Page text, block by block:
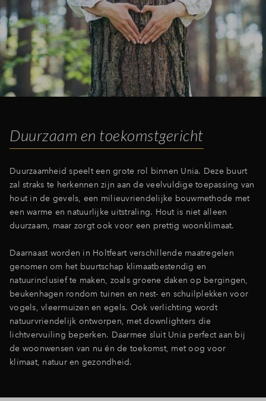
Duurzaam en toekomstgericht
Duurzaamheid speelt een grote rol binnen Unia. Deze buurt
zal straks te herkennen zijn aan de veelvuldige toepassing van
hout in de gevels, een milieuvriendelijke bouwmethode met
een warme en natuurlijke uitstraling. Hout is niet alleen
duurzaam, maar zorgt ook voor een prettig woonklimaat.
Daarnaast worden in Holtfeart verschillende maatregelen
genomen om het buurtschap klimaatbestendig en
natuurinclusief te maken, zoals groene daken op bergingen,
beukenhagen rondom tuinen en nest- en schuilplekken voor
vogels, vleermuizen en egels. Ook verlichting wordt
natuurvriendelijk ontworpen, met downlighters die
lichtvervuiling beperken. Daarmee sluit Unia perfect aan bij
de woonwensen van nu én de toekomst, met oog voor
klimaat, natuur en gezondheid.